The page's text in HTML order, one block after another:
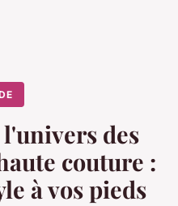
des
couture :
à vos pieds